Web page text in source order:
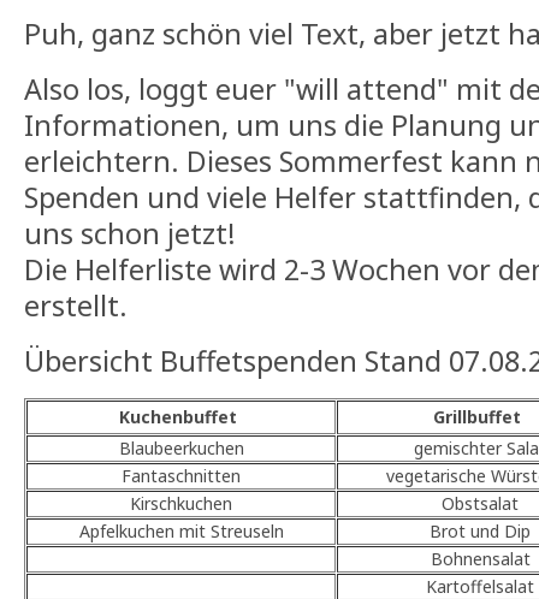
Puh, ganz schön viel Text, aber jetzt
Also los, loggt euer "will attend" mit
Informationen, um uns die Planung
erleichtern. Dieses Sommerfest kann
Spenden und viele Helfer stattfinden,
uns schon jetzt!
Die Helferliste wird 2-3 Wochen vor
erstellt.
Übersicht Buffetspenden Stand
Kuchenbuffet
Grillbuffet
Blaubeerkuchen
gemischter
Fantaschnitten
vegetarische
Kirschkuchen
Obstsalat
Apfelkuchen mit Streuseln
Brot und Dip
Bohnensalat
Kartoffelsalat